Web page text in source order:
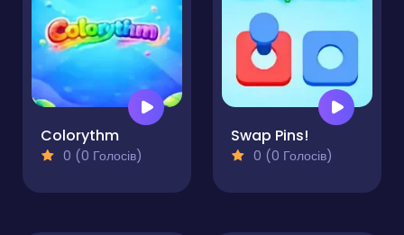
Colorythm
0 (0 Голосів)
Swap Pins!
0 (0 Голосів)